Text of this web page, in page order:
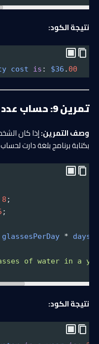
نتيجة الكود:
cost is : $36 . 00
تمرين 9: حساب عدد الكؤوس المائية
وصف التمرين:
بكتابة برنامج بلغة دارت
8 ;
;
glassesPerDay *
of water in a
نتيجة الكود: